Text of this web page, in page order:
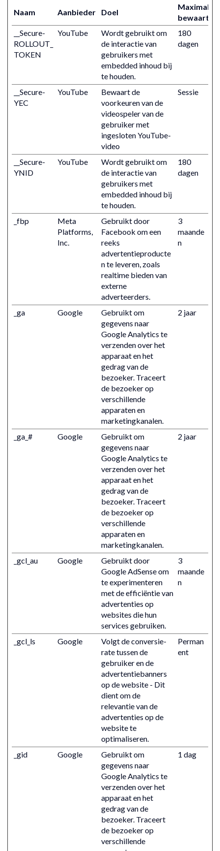
Naam Aanbieder Doel
Maximale
__Secure-
ROLLOUT_
TOKEN
YouTube
Wordt gebruikt om
de interactie van
gebruikers met
embedded inhoud bij
te houden.
180
dagen
__Secure-
YEC
YouTube
Bewaart de
voorkeuren van de
videospeler van de
gebruiker met
ingesloten YouTube-
video
Sessie
__Secure-
YNID
YouTube
Wordt gebruikt om
de interactie van
gebruikers met
embedded inhoud bij
te houden.
180
dagen
_fbp
Meta
Platforms,
Inc.
Gebruikt door
Facebook om een
reeks
advertentieproducte
n te leveren, zoals
realtime bieden van
externe
adverteerders.
3
maande
n
_ga Google
Gebruikt om
gegevens naar
Google Analytics te
verzenden over het
apparaat en het
gedrag van de
bezoeker. Traceert
de bezoeker op
verschillende
apparaten en
marketingkanalen.
2 jaar
_ga_# Google
Gebruikt om
gegevens naar
Google Analytics te
verzenden over het
apparaat en het
gedrag van de
bezoeker. Traceert
de bezoeker op
verschillende
apparaten en
marketingkanalen.
2 jaar
_gcl_au Google
Gebruikt door
Google AdSense om
te experimenteren
met de efficiëntie van
advertenties op
websites die hun
services gebruiken.
3
maande
n
_gcl_ls Google
Volgt de conversie-
rate tussen de
gebruiker en de
advertentiebanners
op de website - Dit
dient om de
relevantie van de
advertenties op de
website te
optimaliseren.
Perman
ent
_gid Google
Gebruikt om
gegevens naar
Google Analytics te
verzenden over het
apparaat en het
gedrag van de
bezoeker. Traceert
de bezoeker op
verschillende
1 dag